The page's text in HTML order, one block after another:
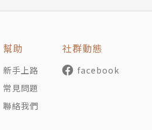
幫助
新手上路
常見問題
聯絡我們
社群動態
facebook